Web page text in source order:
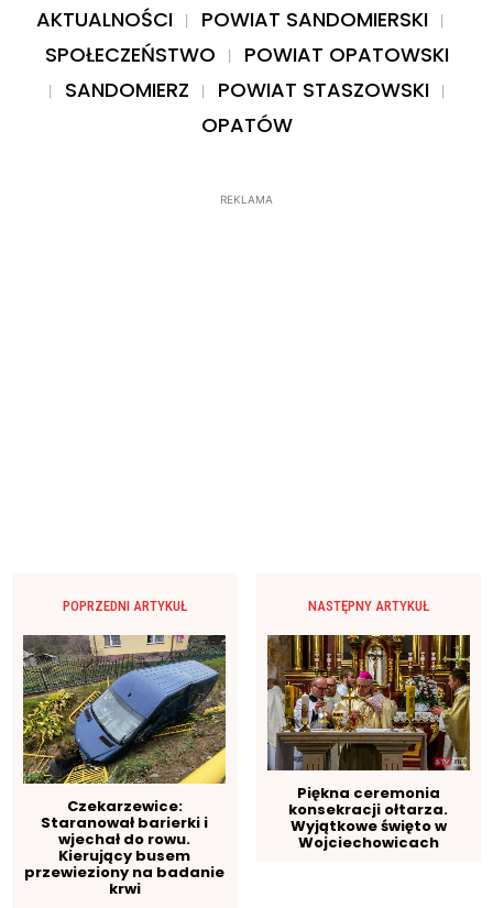
AKTUALNOŚCI
POWIAT SANDOMIERSKI
SPOŁECZEŃSTWO
POWIAT OPATOWSKI
SANDOMIERZ
POWIAT STASZOWSKI
OPATÓW
REKLAMA
POPRZEDNI ARTYKUŁ
Czekarzewice:
Staranował barierki i
wjechał do rowu.
Kierujący busem
przewieziony na badanie
krwi
NASTĘPNY ARTYKUŁ
Piękna ceremonia
konsekracji ołtarza.
Wyjątkowe święto w
Wojciechowicach